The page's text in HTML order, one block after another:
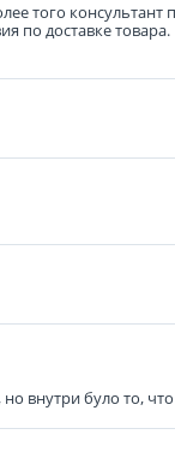
того консультант
по доставке товара.
внутри було то,